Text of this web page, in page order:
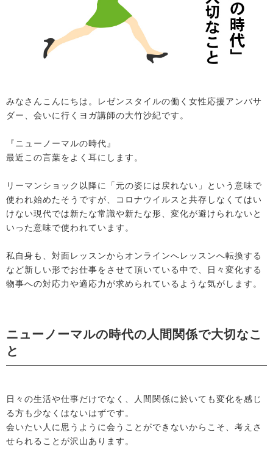
みなさんこんにちは。レゼンスタイルの働く女性応援アンバサ
ダー、会いに行くヨガ講師の大竹沙紀です。
『ニューノーマルの時代』
最近この言葉をよく耳にします。
リーマンショック以降に「元の姿には戻れない」という意味で
使われ始めたそうですが、コロナウイルスと共存しなくてはい
けない現代では新たな常識や新たな形、変化が避けられないと
いった意味で使われています。
私自身も、対面レッスンからオンラインへレッスンへ転換する
など新しい形でお仕事をさせて頂いている中で、日々変化する
物事への対応力や適応力が求められているような気がします。
ニューノーマルの時代の人間関係で大切なこ
と
日々の生活や仕事だけでなく、人間関係に於いても変化を感じ
る方も少なくはないはずです。
会いたい人に思うように会うことができないからこそ、考えさ
せられることが沢山あります。